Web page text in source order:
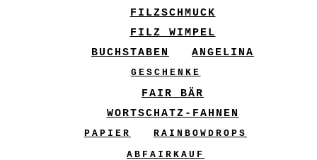
FILZSCHMUCK
FILZ WIMPEL
BUCHSTABEN
ANGELINA
GESCHENKE
FAIR BÄR
WORTSCHATZ-FAHNEN
PAPIER
RAINBOWDROPS
ABFAIRKAUF